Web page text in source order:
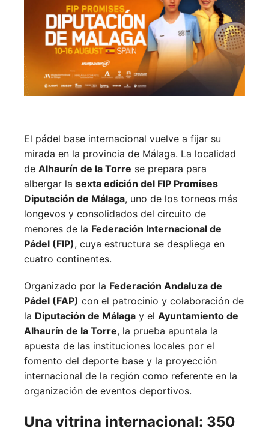
El pádel base internacional vuelve a fijar su
mirada en la provincia de Málaga. La localidad
de Alhaurín de la Torre se prepara para
albergar la sexta edición del FIP Promises
Diputación de Málaga, uno de los torneos más
longevos y consolidados del circuito de
menores de la Federación Internacional de
Pádel (FIP), cuya estructura se despliega en
cuatro continentes.
Organizado por la Federación Andaluza de
Pádel (FAP) con el patrocinio y colaboración de
la Diputación de Málaga y el Ayuntamiento de
Alhaurín de la Torre, la prueba apuntala la
apuesta de las instituciones locales por el
fomento del deporte base y la proyección
internacional de la región como referente en la
organización de eventos deportivos.
Una vitrina internacional: 350